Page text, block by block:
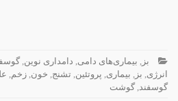
بز , بیماری‌های دامی, دامداری نوین,
انرژی, بز , بیماری, پروتئین, تشنج, خون, زخم,
گوسفند, گوشت